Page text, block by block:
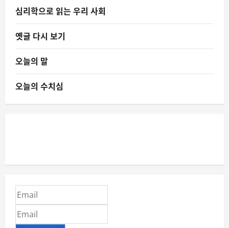
심리학으로 읽는 우리 사회
옛글 다시 보기
오늘의 말
오늘의 수치심